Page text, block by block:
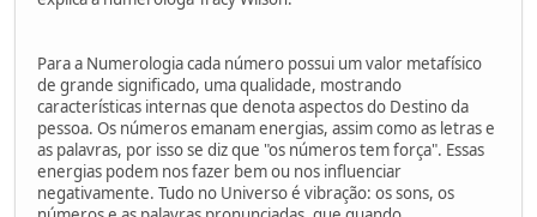
Para a Numerologia cada número possui um valor metafísico
de grande significado, uma qualidade, mostrando
características internas que denota aspectos do Destino da
pessoa. Os números emanam energias, assim como as letras e
as palavras, por isso se diz que "os números tem força". Essas
energias podem nos fazer bem ou nos influenciar
negativamente. Tudo no Universo é vibração: os sons, os